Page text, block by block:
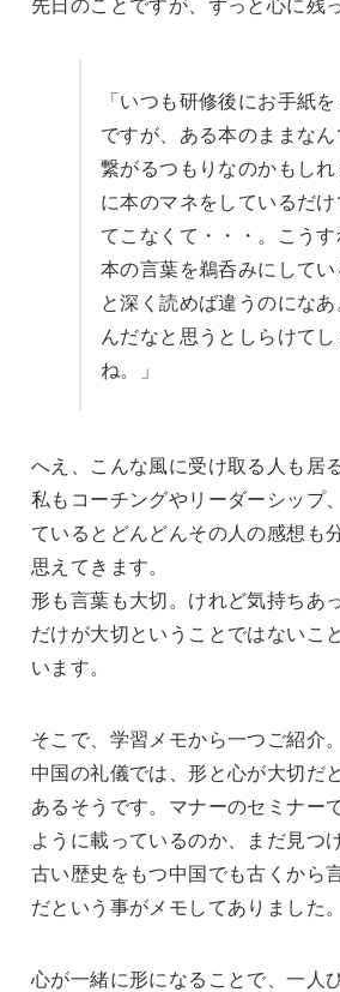
「いつも研修後にお手紙
ですが、ある本のままな
繋がるつもりなのかもし
に本のマネをしているだ
てこなくて・・・。こう
本の言葉を鵜呑みにして
と深く読めば違うのにな
んだなと思うとしらけて
ね。」
へえ、こんな風に受け取る人も居
私もコーチングやリーダーシップ
ているとどんどんその人の感想も
思えてきます。
形も言葉も大切。けれど気持ちあ
だけが大切ということではないこ
います。
そこで、学習メモから一つご紹介。
中国の礼儀では、形と心が大切だ
あるそうです。マナーのセミナー
ように載っているのか、まだ見つ
古い歴史をもつ中国でも古くから
だという事がメモしてありました。
心が一緒に形になることで、一人